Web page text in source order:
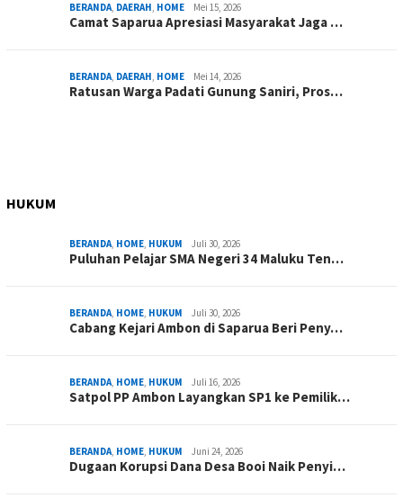
BERANDA, DAERAH, HOME Mei 15, 2026
Camat Saparua Apresiasi Masyarakat Jaga …
BERANDA, DAERAH, HOME Mei 14, 2026
Ratusan Warga Padati Gunung Saniri, Pros…
HUKUM
BERANDA, HOME, HUKUM Juli 30, 2026
Puluhan Pelajar SMA Negeri 34 Maluku Ten…
BERANDA, HOME, HUKUM Juli 30, 2026
Cabang Kejari Ambon di Saparua Beri Peny…
BERANDA, HOME, HUKUM Juli 16, 2026
Satpol PP Ambon Layangkan SP1 ke Pemilik…
BERANDA, HOME, HUKUM Juni 24, 2026
Dugaan Korupsi Dana Desa Booi Naik Penyi…